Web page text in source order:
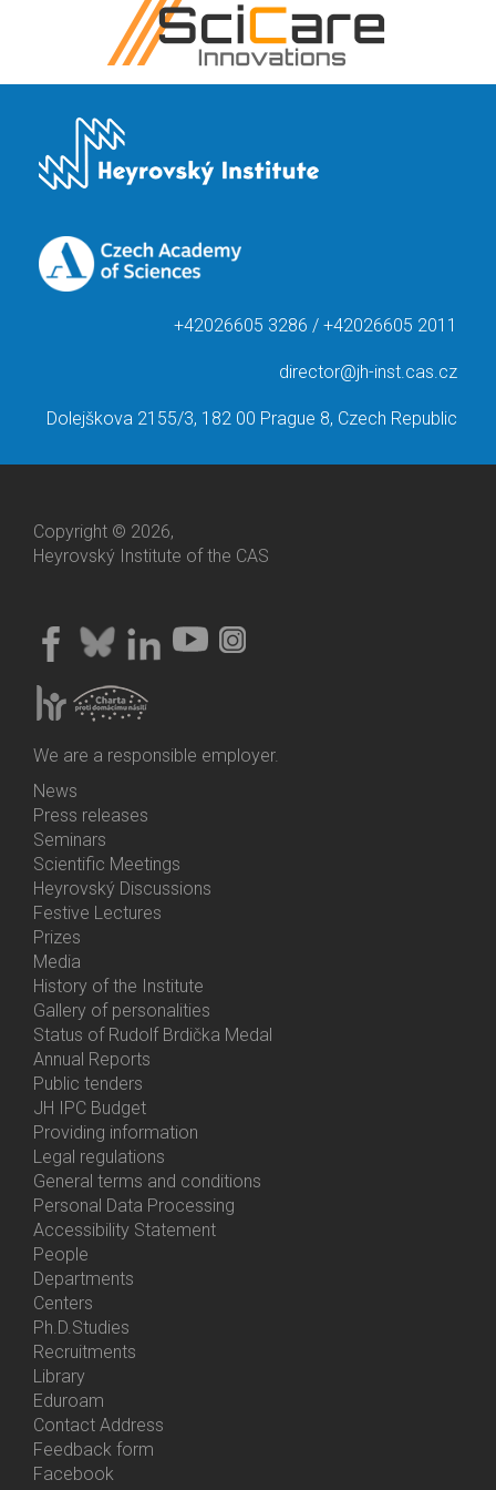
+42026605 3286 / +42026605 2011
director@jh-inst.cas.cz
Dolejškova 2155/3, 182 00 Prague 8, Czech Republic
Copyright © 2026,
Heyrovský Institute of the CAS
We are a responsible employer.
Bottom
Menu
Activities
News
Press releases
Seminars
Scientific Meetings
Heyrovský Discussions
Festive Lectures
Prizes
Media
History of the Institute
Gallery of personalities
Status of Rudolf Brdička Medal
Bottom
Menu
About
Us
Annual Reports
Public tenders
JH IPC Budget
Providing information
Legal regulations
General terms and conditions
Personal Data Processing
Accessibility Statement
Bottom
Menu
Contacts
People
Departments
Centers
Ph.D.Studies
Recruitments
Library
Eduroam
Contact Address
Feedback form
Facebook